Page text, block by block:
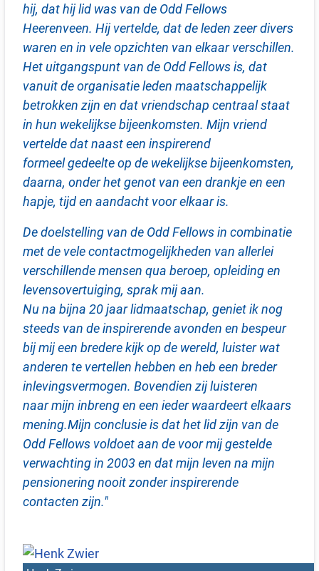
hij, dat hij lid was van de Odd Fellows
Heerenveen. Hij vertelde, dat de leden zeer divers
waren en in vele opzichten van elkaar verschillen.
Het uitgangspunt van de Odd Fellows is, dat
vanuit de organisatie leden maatschappelijk
betrokken zijn en dat vriendschap centraal staat
in hun wekelijkse bijeenkomsten. Mijn vriend
vertelde dat naast een inspirerend
formeel gedeelte op de wekelijkse bijeenkomsten,
daarna, onder het genot van een drankje en een
hapje, tijd en aandacht voor elkaar is.
De doelstelling van de Odd Fellows in combinatie
met de vele contactmogelijkheden van allerlei
verschillende mensen qua beroep, opleiding en
levensovertuiging, sprak mij aan.
Nu na bijna 20 jaar lidmaatschap, geniet ik nog
steeds van de inspirerende avonden en bespeur
bij mij een bredere kijk op de wereld,luister wat
anderen te vertellen hebben en heb een breder
inlevingsvermogen. Bovendien zij luisteren
naar mijn inbreng en een ieder waardeert elkaars
mening.Mijn conclusie is dat het lid zijn van de
Odd Fellows voldoet aan de voor mij gestelde
verwachting in 2003 en dat mijn leven na mijn
pensionering nooit zonderinspirerende
contacten zijn."